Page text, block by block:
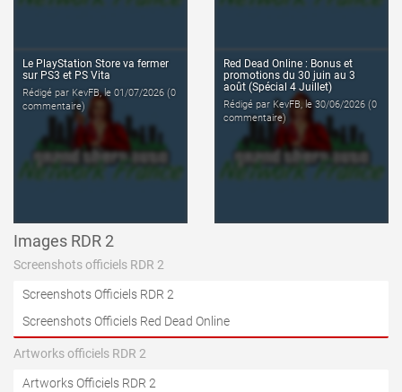
Le PlayStation Store va fermer
sur PS3 et PS Vita
Rédigé par KevFB, le 01/07/2026 (0
commentaire)
Red Dead Online : Bonus et
promotions du 30 juin au 3
août (Spécial 4 Juillet)
Rédigé par KevFB, le 30/06/2026 (0
commentaire)
Images RDR 2
Screenshots officiels RDR 2
Screenshots Officiels RDR 2
Screenshots Officiels Red Dead Online
Artworks officiels RDR 2
Artworks Officiels RDR 2